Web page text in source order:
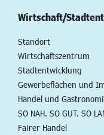
Wirtschaft/
Standort
Wirtschaftszentrum
Stadtentwicklung
Gewerbeflächen und
Handel und
SO NAH. SO GUT. SO
Fairer Handel